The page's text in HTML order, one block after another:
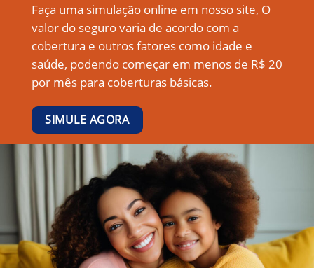
Faça uma simulação online em nosso site, O
valor do seguro varia de acordo com a
cobertura e outros fatores como idade e
saúde, podendo começar em menos de R$ 20
por mês para coberturas básicas.
SIMULE AGORA